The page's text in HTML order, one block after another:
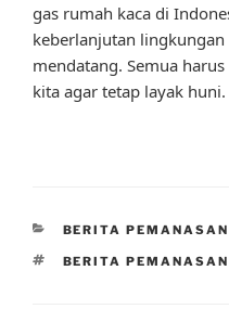
gas rumah kaca di
keberlanjutan
mendatang. Semua
kita agar tetap layak huni.
CATEGORIES
BERITA
TAGS
BERITA